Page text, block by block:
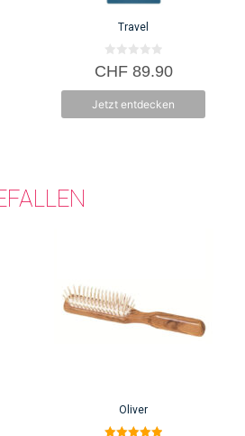
Travel
0
v
5
CHF89.90
Jetzt entdecken
Oliver